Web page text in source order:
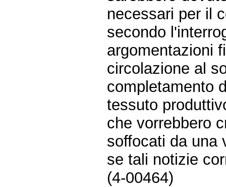
necessari per il
secondo
argomentazioni
circolazione al
completamento
tessuto
che vorrebbero
soffocati da una
se tali notizie
(4-00464)